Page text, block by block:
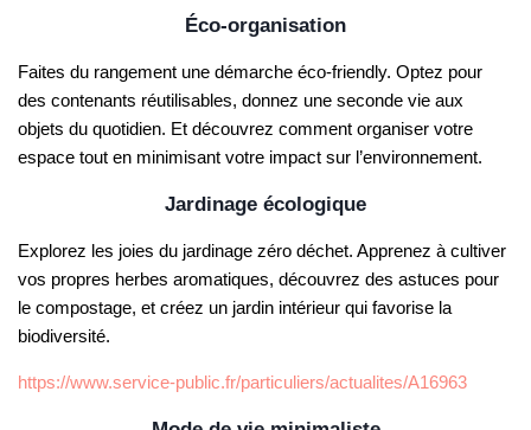
Éco-organisation
Faites du rangement une démarche éco-friendly. Optez pour
des contenants réutilisables, donnez une seconde vie aux
objets du quotidien. Et découvrez comment organiser votre
espace tout en minimisant votre impact sur l’environnement.
Jardinage écologique
Explorez les joies du jardinage zéro déchet. Apprenez à cultiver
vos propres herbes aromatiques, découvrez des astuces pour
le compostage, et créez un jardin intérieur qui favorise la
biodiversité.
https://www.service-public.fr/particuliers/actualites/A16963